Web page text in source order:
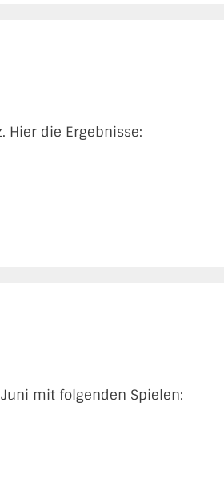
Hier die Ergebnisse:
mit folgenden Spielen: